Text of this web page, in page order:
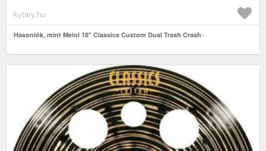
kytary.hu
Hasonlók, mint Meinl 18" Classics Custom Dual Trash Crash